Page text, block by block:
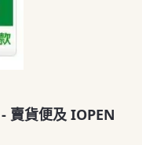
賣貨便及 IOPEN